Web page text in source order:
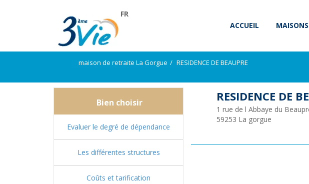
FR
ACCUEIL
maison de retraite La Gorgue RESIDENCE DE BEAUPRE
Bien choisir
Evaluer le degré de dépendance
Les différentes structures
Coûts et tarification
RESIDENCE DE
1 rue de l Abbaye du
59253 La gorgue